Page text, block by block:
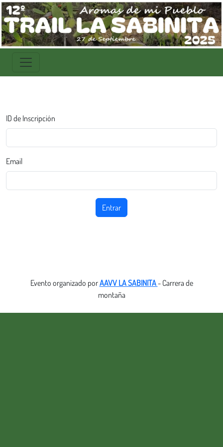
ID de Inscripción
Email
Entrar
Evento organizado porAAVV LA SABINITA- Carrera de
montaña